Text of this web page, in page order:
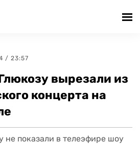
/ 23:57
вырезали из
концерта на
не показали в телеэфире шоу